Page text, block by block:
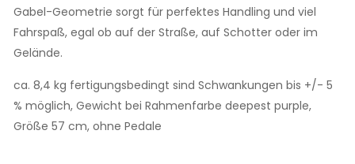
Gabel-Geometrie sorgt für perfektes Handling und viel
Fahrspaß, egal ob auf der Straße, auf Schotter oder im
Gelände.
ca. 8,4 kg fertigungsbedingt sind Schwankungen bis +/- 5
% möglich, Gewicht bei Rahmenfarbe deepest purple,
Größe 57 cm, ohne Pedale